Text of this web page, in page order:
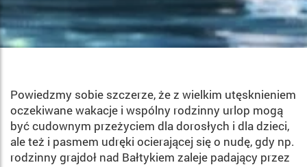
Powiedzmy sobie szczerze, że z wielkim utęsknieniem
oczekiwane wakacje i wspólny rodzinny urlop mogą
być cu­downym przeżyciem dla doro­słych i dla dzieci,
ale też i pa­smem udręki ocierającej się o nudę, gdy np.
rodzinny grajdoł nad Bałtykiem zaleje padający przez